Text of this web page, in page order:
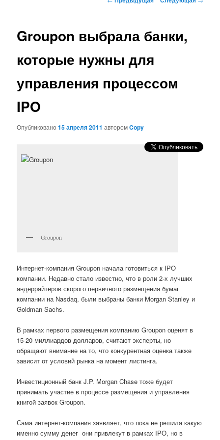
Groupon выбрала банки,
которые нужны для
управления процессом
IPO
Опубликовано15 апреля 2011 авторомCopy
Groupon
Интернет-компания Groupon начала готовиться к IPO
компании. Недавно стало известно, что в роли 2-х лучших
андеррайтеров скорого первичного размещения бумаг
компании на Nasdaq, были выбраны банки Morgan Stanley и
Goldman Sachs.
В рамках первого размещения компанию Groupon оценят в
15-20 миллиардов долларов, считают эксперты, но
обращают внимание на то, что конкурентная оценка также
зависит от условий рынка на момент листинга.
Инвестиционный банк J.P. Morgan Chase тоже будет
принимать участие в процессе размещения и управления
книгой заявок Groupon.
Сама интернет-компания заявляет, что пока не решила какую
именно сумму денег они привлекут в рамках IPO, но в